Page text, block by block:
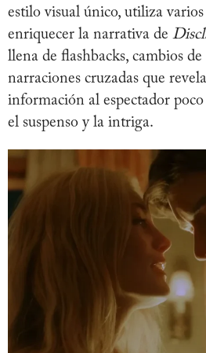
estilo visual único, utiliza varios
enriquecer la narrativa de
llena de flashbacks, cambios
narraciones cruzadas que
información al espectador
el suspenso y la intriga.